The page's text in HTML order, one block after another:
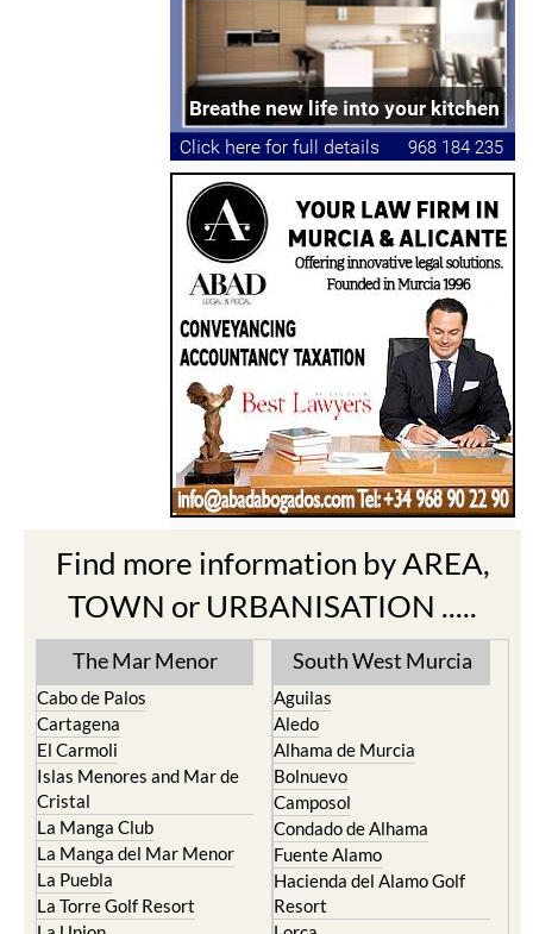
Find more information by AREA,
TOWN or URBANISATION .....
The Mar Menor
Cabo de Palos
Cartagena
El Carmoli
Islas Menores and Mar de
Cristal
La Manga Club
La Manga del Mar Menor
La Puebla
La Torre Golf Resort
South West Murcia
Aguilas
Aledo
Alhama de Murcia
Bolnuevo
Camposol
Condado de Alhama
Fuente Alamo
Hacienda del Alamo Golf
Resort